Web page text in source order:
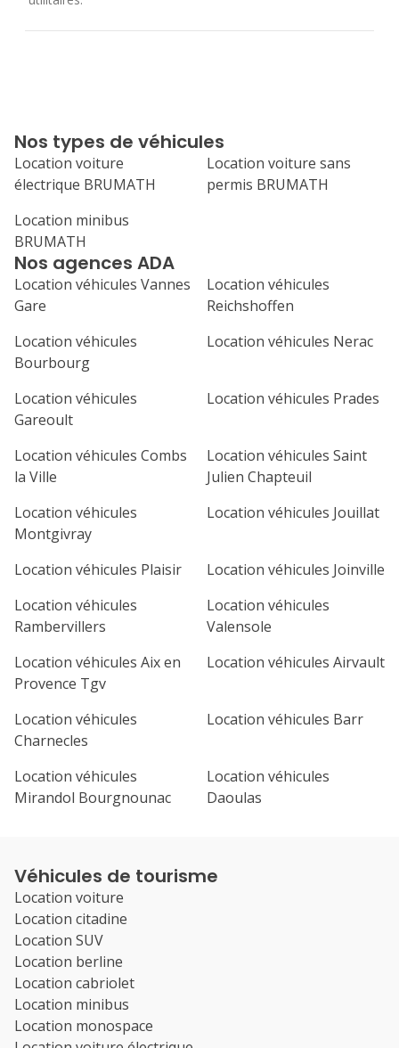
Nos agences ADA
Location véhicules Vannes
Gare
Location véhicules
Reichshoffen
Location véhicules
Bourbourg
Location véhicules Nerac
Location véhicules
Gareoult
Location véhicules Prades
Location véhicules Combs
la Ville
Location véhicules Saint
Julien Chapteuil
Location véhicules
Montgivray
Location véhicules Jouillat
Location véhicules Plaisir
Location véhicules Joinville
Location véhicules
Rambervillers
Location véhicules
Valensole
Location véhicules Aix en
Provence Tgv
Location véhicules Airvault
Location véhicules
Charnecles
Location véhicules Barr
Location véhicules
Mirandol Bourgnounac
Location véhicules
Daoulas
Nos types de véhicules
Location voiture
électrique BRUMATH
Location voiture sans
permis BRUMATH
Location minibus
BRUMATH
Véhicules de tourisme
Location voiture
Location citadine
Location SUV
Location berline
Location cabriolet
Location minibus
Location monospace